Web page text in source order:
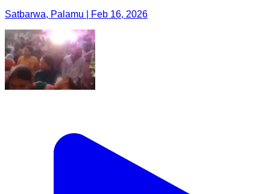
Satbarwa, Palamu | Feb 16, 2026